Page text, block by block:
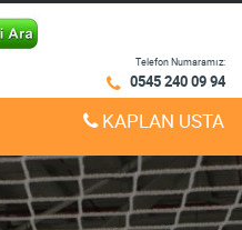
Telefon Numaramız:
0545 240 09 94
KAPLAN USTA